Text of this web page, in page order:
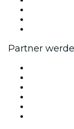
Partner